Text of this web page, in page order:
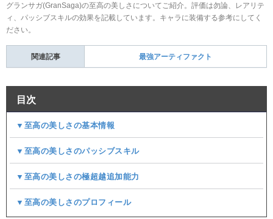
グランサガ(GranSaga)の至高の美しさについてご紹介。評価は勿論、レアリテ
ィ、パッシブスキルの効果を記載しています。キャラに装備する参考にしてく
ださい。
関連記事 最強アーティファクト
目次
▼至高の美しさの基本情報
▼至高の美しさのパッシブスキル
▼至高の美しさの極超越追加能力
▼至高の美しさのプロフィール